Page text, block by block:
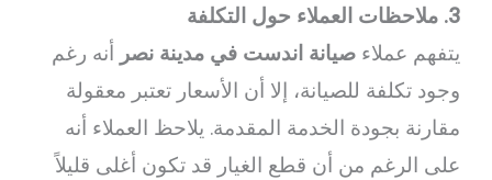
3. ملاحظات العملاء حول التكلفة
يتفهم عملاءصيانة اندست في مدينة نصر أنه رغم
وجود تكلفة للصيانة، إلا أن الأسعار تعتبر معقولة
مقارنة بجودة الخدمة المقدمة. يلاحظ العملاء أنه
على الرغم من أن قطع الغيار قد تكون أغلى قليلاً